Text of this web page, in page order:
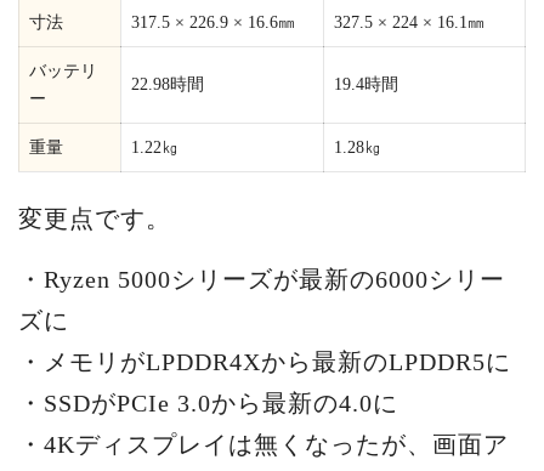
寸法 317.5 × 226.9 × 16.6㎜ 327.5 × 224 × 16.1㎜
バッテリ
ー
22.98時間 19.4時間
重量 1.22㎏ 1.28㎏
変更点です。
・Ryzen 5000シリーズが最新の6000シリー
ズに
・メモリがLPDDR4Xから最新のLPDDR5に
・SSDがPCIe 3.0から最新の4.0に
・4Kディスプレイは無くなったが、画面ア